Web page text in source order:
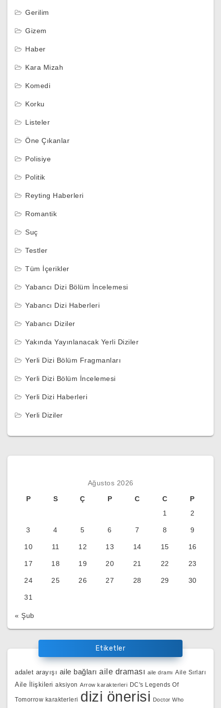
Gerilim
Gizem
Haber
Kara Mizah
Komedi
Korku
Listeler
Öne Çıkanlar
Polisiye
Politik
Reyting Haberleri
Romantik
Suç
Testler
Tüm İçerikler
Yabancı Dizi Bölüm İncelemesi
Yabancı Dizi Haberleri
Yabancı Diziler
Yakında Yayınlanacak Yerli Diziler
Yerli Dizi Bölüm Fragmanları
Yerli Dizi Bölüm İncelemesi
Yerli Dizi Haberleri
Yerli Diziler
Ağustos 2026
P
S Ç P C C
P
1
2
3 4 5 6 7 8 9
10 11 12 13 14 15 16
17 18 19 20 21 22 23
24 25 26 27 28 29 30
31
« Şub
Etiketler
adalet arayışı aile bağları aile draması aile dramı Aile Sırları
Aile İlişkileri aksiyon Arrow karakterleri DC's Legends Of
Tomorrow karakterleri dizi önerisi Doctor Who